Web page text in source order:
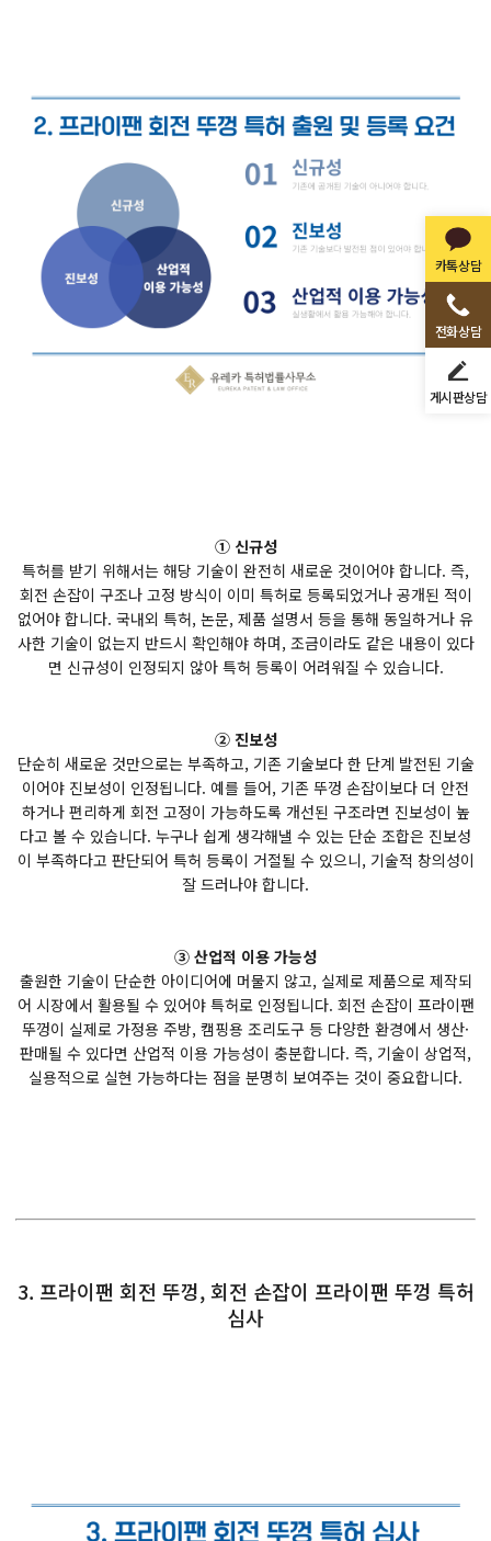
카톡상담
전화상담
게시판상담
① 신규성
특허를 받기 위해서는 해당 기술이 완전히 새로운 것이어야 합니다. 즉,
회전 손잡이 구조나 고정 방식이 이미 특허로 등록되었거나 공개된 적이
없어야 합니다. 국내외 특허, 논문, 제품 설명서 등을 통해 동일하거나 유
사한 기술이 없는지 반드시 확인해야 하며, 조금이라도 같은 내용이 있다
면 신규성이 인정되지 않아 특허 등록이 어려워질 수 있습니다.
② 진보성
단순히 새로운 것만으로는 부족하고, 기존 기술보다 한 단계 발전된 기술
이어야 진보성이 인정됩니다. 예를 들어, 기존 뚜껑 손잡이보다 더 안전
하거나 편리하게 회전 고정이 가능하도록 개선된 구조라면 진보성이 높
다고 볼 수 있습니다. 누구나 쉽게 생각해낼 수 있는 단순 조합은 진보성
이 부족하다고 판단되어 특허 등록이 거절될 수 있으니, 기술적 창의성이
잘 드러나야 합니다.
③ 산업적 이용 가능성
출원한 기술이 단순한 아이디어에 머물지 않고, 실제로 제품으로 제작되
어 시장에서 활용될 수 있어야 특허로 인정됩니다. 회전 손잡이 프라이팬
뚜껑이 실제로 가정용 주방, 캠핑용 조리도구 등 다양한 환경에서 생산·
판매될 수 있다면 산업적 이용 가능성이 충분합니다. 즉, 기술이 상업적,
실용적으로 실현 가능하다는 점을 분명히 보여주는 것이 중요합니다.
3. 프라이팬 회전 뚜껑, 회전 손잡이 프라이팬 뚜껑 특허
심사